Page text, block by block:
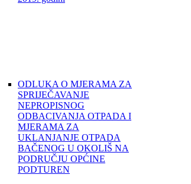
ODLUKA O MJERAMA ZA
SPRIJEČAVANJE
NEPROPISNOG
ODBACIVANJA OTPADA I
MJERAMA ZA
UKLANJANJE OTPADA
BAČENOG U OKOLIŠ NA
PODRUČJU OPĆINE
PODTUREN